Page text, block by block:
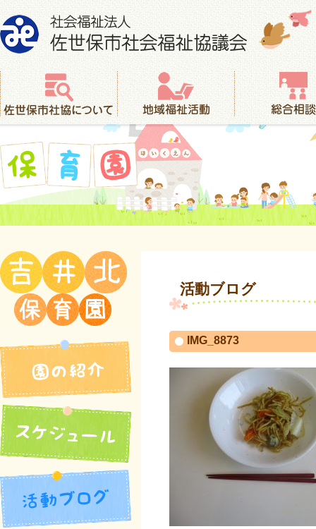
社会福祉法人 佐世保市社会福祉協議会
佐世保市社協について
地域福祉活動 総合相談
活動ブログ
IMG_8873
園の紹介